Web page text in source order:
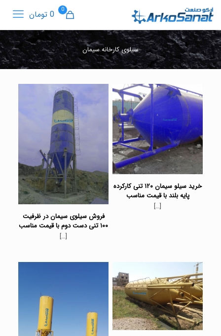
0 0 تومان
سیلوی کارخانه سیمان
خرید سیلو سیمان ۱۲۰ تنی کارکرده
پایه بلند با قیمت مناسب
[…]
فروش سیلوی سیمان در ظرفیت
۱۰۰ تنی دست دوم با قیمت مناسب
[…]